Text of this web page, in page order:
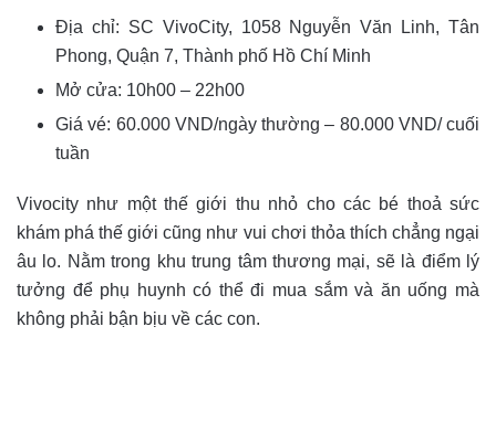
Địa chỉ: SC VivoCity, 1058 Nguyễn Văn Linh, Tân
Phong, Quận 7, Thành phố Hồ Chí Minh
Mở cửa: 10h00 – 22h00
Giá vé: 60.000 VND/ngày thường – 80.000 VND/ cuối
tuần
Vivocity như một thế giới thu nhỏ cho các bé thoả sức
khám phá thế giới cũng như vui chơi thỏa thích chẳng ngại
âu lo. Nằm trong khu trung tâm thương mại, sẽ là điểm lý
tưởng để phụ huynh có thể đi mua sắm và ăn uống mà
không phải bận bịu về các con.